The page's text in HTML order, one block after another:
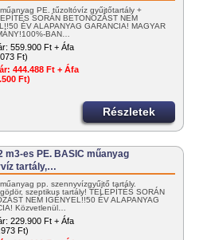
PE. tűzoltóvíz gyűjtőtartály +
SORÁN BETONOZÁST NEM
ÉV ALAPANYAG GARANCIA! MAGYAR
BAN…
559.900 Ft + Áfa
Ft)
444.488 Ft + Áfa
Ft)
Részletek
m3-es PE. BASIC műanyag
tartály,…
pp. szennyvízgyűjtő tartály.
szeptikus tartály! TELEPÍTÉS SORÁN
NEM IGÉNYEL!!50 ÉV ALAPANYAG
Közvetlenül…
229.900 Ft + Áfa
Ft)